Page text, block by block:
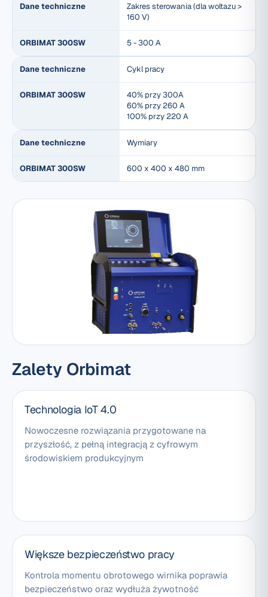
Dane techniczne
Zakres sterowania (dla woltazu >
160 V)
ORBIMAT 300SW 5 - 300 A
Dane techniczne Cykl pracy
ORBIMAT 300SW
40% przy 300A
60% przy 260 A
100% przy 220 A
Dane techniczne Wymiary
ORBIMAT 300SW 600 x 400 x 480 mm
Zalety Orbimat
Technologia IoT 4.0
Nowoczesne rozwiązania przygotowane na
przyszłość, z pełną integracją z cyfrowym
środowiskiem produkcyjnym
Większe bezpieczeństwo pracy
Kontrola momentu obrotowego wirnika poprawia
bezpieczeństwo oraz wydłuża żywotność